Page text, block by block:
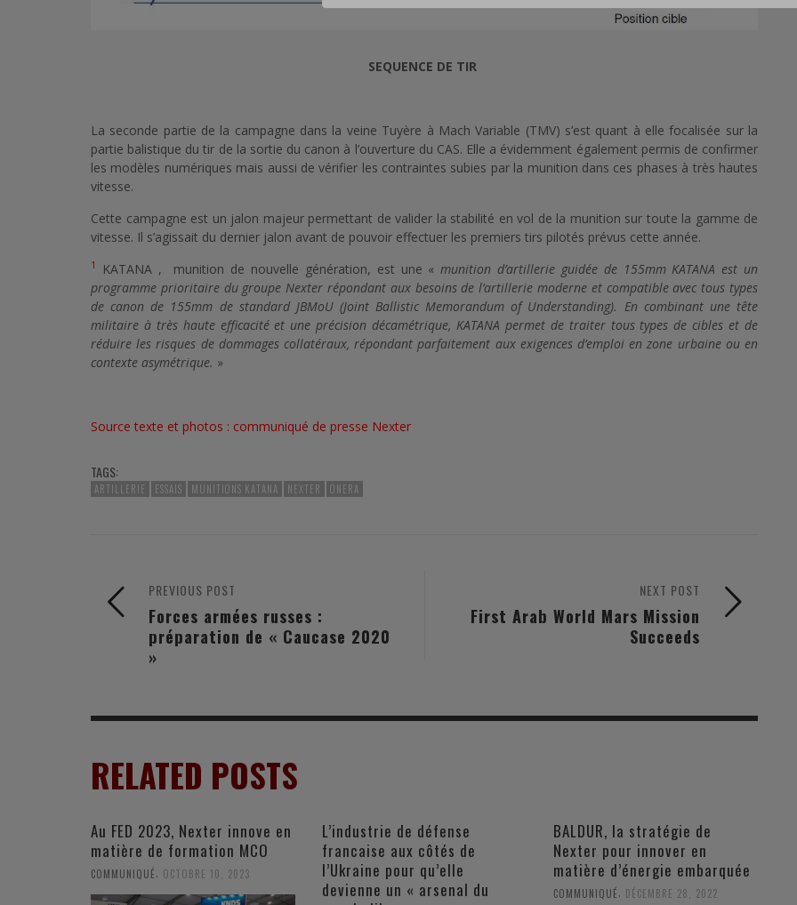
SEQUENCE DE TIR
La seconde partie de la campagne dans la veine Tuyère à Mach Variable (TMV) s’est quant à elle focalisée sur la
partie balistique du tir de la sortie du canon à l’ouverture du CAS. Elle a évidemment également permis de confirmer
les modèles numériques mais aussi de vérifier les contraintes subies par la munition dans ces phases à très hautes
vitesse.
Cette campagne est un jalon majeur permettant de valider la stabilité en vol de la munition sur toute la gamme de
vitesse. Il s’agissait du dernier jalon avant de pouvoir effectuer les premiers tirs pilotés prévus cette année.
1 KATANA , munition de nouvelle génération, est une «munition d’artillerie guidée de 155mm KATANA est un
programme prioritaire du groupe Nexter répondant aux besoins de l’artillerie moderne et compatible avec tous types
de canon de 155mm de standard JBMoU (Joint Ballistic Memorandum of Understanding). En combinant une tête
militaire à très haute efficacité et une précision décamétrique, KATANA permet de traiter tous types de cibles et de
réduire les risques de dommages collatéraux, répondant parfaitement aux exigences d’emploi en zone urbaine ou en
contexte asymétrique. »
Source texte et photos : communiqué de presse Nexter
TAGS:
ARTILLERIE ESSAIS MUNITIONS KATANA NEXTER ONERA
NEXT POST
First Arab World Mars Mission
Succeeds
PREVIOUS POST
Forces armées russes :
préparation de « Caucase 2020
»
RELATED POSTS
Au FED 2023, Nexter innove en
matière de formation MCO
COMMUNIQUÉ OCTOBRE 10, 2023
L’industrie de défense
francaise aux côtés de
l’Ukraine pour qu’elle
devienne un « arsenal du
BALDUR, la stratégie de
Nexter pour innover en
matière d’énergie embarquée
COMMUNIQUÉ DÉCEMBRE 28, 2022